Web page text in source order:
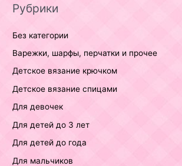
Рубрики
Без категории
Варежки, шарфы, перчатки и прочее
Детское вязание крючком
Детское вязание спицами
Для девочек
Для детей до 3 лет
Для детей до года
Для мальчиков